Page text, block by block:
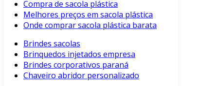
Compra de sacola plástica
Melhores preços em sacola plástica
Onde comprar sacola plástica barata
Brindes sacolas
Brinquedos injetados empresa
Brindes corporativos paraná
Chaveiro abridor personalizado